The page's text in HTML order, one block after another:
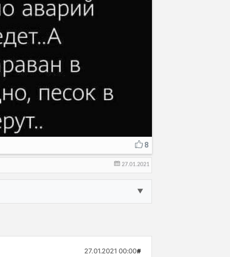
8
27.01.2021
▼
27.01.2021 00:00#